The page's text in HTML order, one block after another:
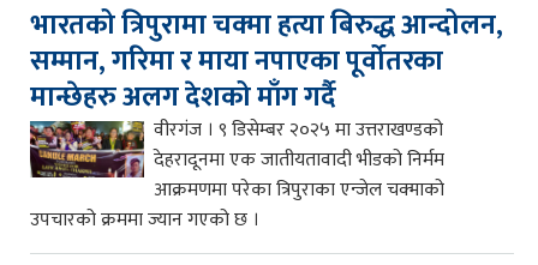
भारतको त्रिपुरामा चक्मा हत्या बिरुद्ध आन्दोलन,
सम्मान, गरिमा र माया नपाएका पूर्वोतरका
मान्छेहरु अलग देशको माँग गर्दै
वीरगंज । ९ डिसेम्बर २०२५ मा उत्तराखण्डको
देहरादूनमा एक जातीयतावादी भीडको निर्मम
आक्रमणमा परेका त्रिपुराका एन्जेल चक्माको
उपचारको क्रममा ज्यान गएको छ ।